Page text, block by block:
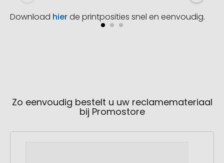
Download hierde printposities snel en eenvoudig.
Zo eenvoudig bestelt u uw reclamemateriaal
bij Promostore